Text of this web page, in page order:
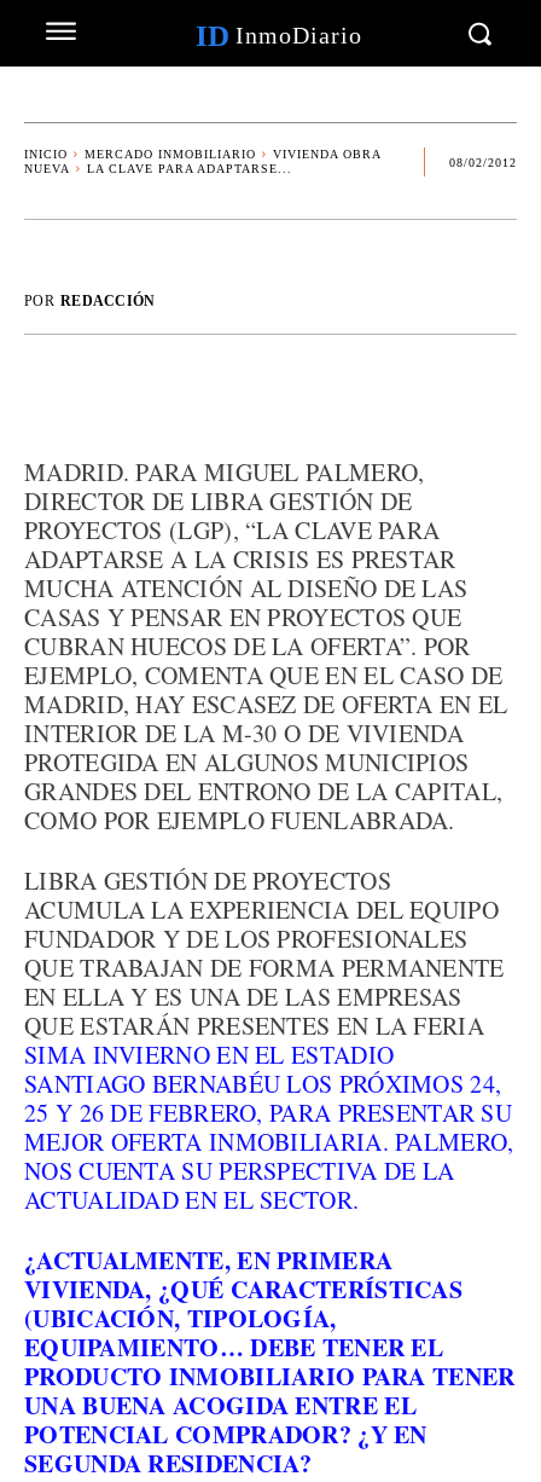
ID InmoDiario
INICIO MERCADO INMOBILIARIO
VIVIENDA OBRA
NUEVA
LA CLAVE PARA ADAPTARSE...
08/02/2012
POR REDACCIÓN
MADRID. PARA MIGUEL PALMERO,
DIRECTOR DE LIBRA GESTIÓN DE
PROYECTOS (LGP), “LA CLAVE PARA
ADAPTARSE A LA CRISIS ES PRESTAR
MUCHA ATENCIÓN AL DISEÑO DE LAS
CASAS Y PENSAR EN PROYECTOS QUE
CUBRAN HUECOS DE LA OFERTA”. POR
EJEMPLO, COMENTA QUE EN EL CASO DE
MADRID, HAY ESCASEZ DE OFERTA EN EL
INTERIOR DE LA M-30 O DE VIVIENDA
PROTEGIDA EN ALGUNOS MUNICIPIOS
GRANDES DEL ENTRONO DE LA CAPITAL,
COMO POR EJEMPLO FUENLABRADA.
LIBRA GESTIÓN DE PROYECTOS
ACUMULA LA EXPERIENCIA DEL EQUIPO
FUNDADOR Y DE LOS PROFESIONALES
QUE TRABAJAN DE FORMA PERMANENTE
EN ELLA Y ES UNA DE LAS EMPRESAS
QUE ESTARÁN PRESENTES EN LA FERIA
SIMA INVIERNO EN EL ESTADIO
SANTIAGO BERNABÉU LOS PRÓXIMOS 24,
25 Y 26 DE FEBRERO, PARA PRESENTAR SU
MEJOR OFERTA INMOBILIARIA. PALMERO,
NOS CUENTA SU PERSPECTIVA DE LA
ACTUALIDAD EN EL SECTOR.
¿ACTUALMENTE, EN PRIMERA
VIVIENDA, ¿QUÉ CARACTERÍSTICAS
(UBICACIÓN, TIPOLOGÍA,
EQUIPAMIENTO… DEBE TENER EL
PRODUCTO INMOBILIARIO PARA TENER
UNA BUENA ACOGIDA ENTRE EL
POTENCIAL COMPRADOR? ¿Y EN
SEGUNDA RESIDENCIA?